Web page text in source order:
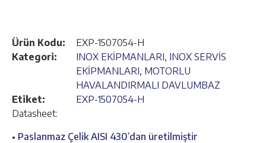
Ürün Kodu:
EXP-1507054-H
Kategori:
INOX EKİPMANLARI, INOX SERVİS
EKİPMANLARI, MOTORLU
HAVALANDIRMALI DAVLUMBAZ
Etiket:
EXP-1507054-H
Datasheet:
• Paslanmaz Çelik AISI 430’dan üretilmiştir